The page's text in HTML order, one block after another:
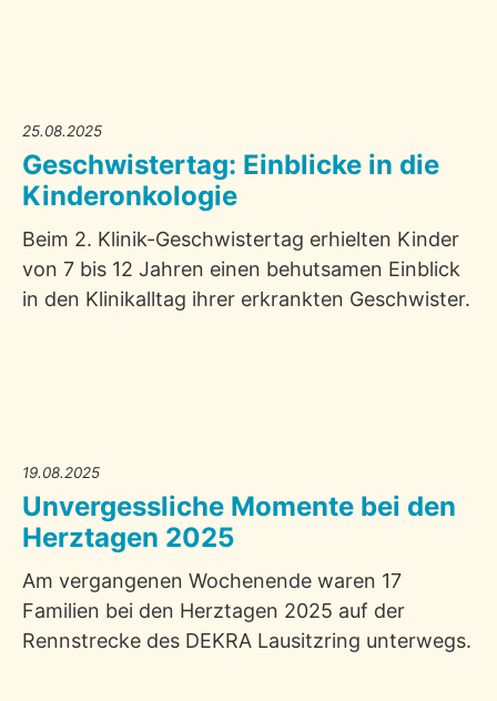
25.08.2025
Geschwistertag: Einblicke in die
Kinderonkologie
Beim 2. Klinik-Geschwistertag erhielten Kinder
von 7 bis 12 Jahren einen behutsamen Einblick
in den Klinikalltag ihrer erkrankten Geschwister.
19.08.2025
Unvergessliche Momente bei den
Herztagen 2025
Am vergangenen Wochenende waren 17
Familien bei den Herztagen 2025 auf der
Rennstrecke des DEKRA Lausitzring unterwegs.